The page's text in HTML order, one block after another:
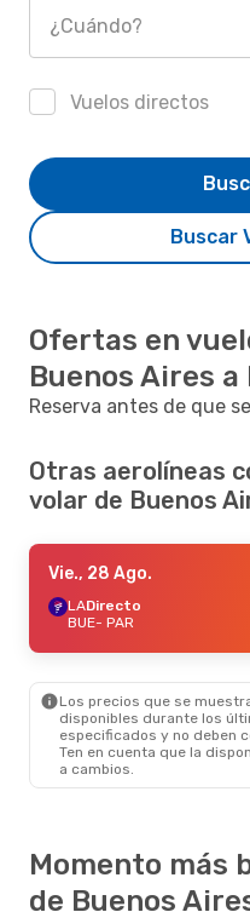
¿Cuándo?
Vuelos directos
Buscar
Ofertas en
Buenos Aires a
Reserva antes de que
Otras aerolíneas
volar de Buenos
Vie., 28 Ago.
LADirecto
BUE- PAR
Los precios que se
disponibles durante los
especificados y no deben
Ten en cuenta que la
a cambios.
Momento más
de Buenos